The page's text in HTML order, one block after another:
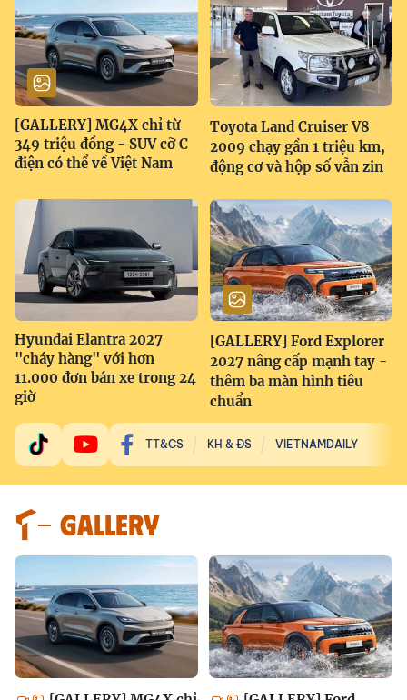
[GALLERY] MG4X chỉ từ
349 triệu đồng - SUV cỡ C
điện có thể về Việt Nam
Toyota Land Cruiser V8
2009 chạy gần 1 triệu km,
động cơ và hộp số vẫn zin
Hyundai Elantra 2027
"cháy hàng" với hơn
11.000 đơn bán xe trong 24
giờ
[GALLERY] Ford Explorer
2027 nâng cấp mạnh tay -
thêm ba màn hình tiêu
chuẩn
TT&CS KH & ĐS VIETNAMDAILY
GALLERY